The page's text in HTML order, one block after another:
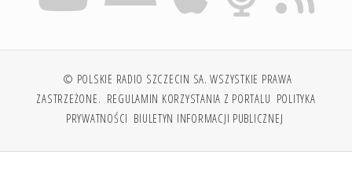
© POLSKIE RADIO SZCZECIN SA. WSZYSTKIE PRAWA
ZASTRZEŻONE. REGULAMIN KORZYSTANIA Z PORTALU POLITYKA
PRYWATNOŚCI BIULETYN INFORMACJI PUBLICZNEJ